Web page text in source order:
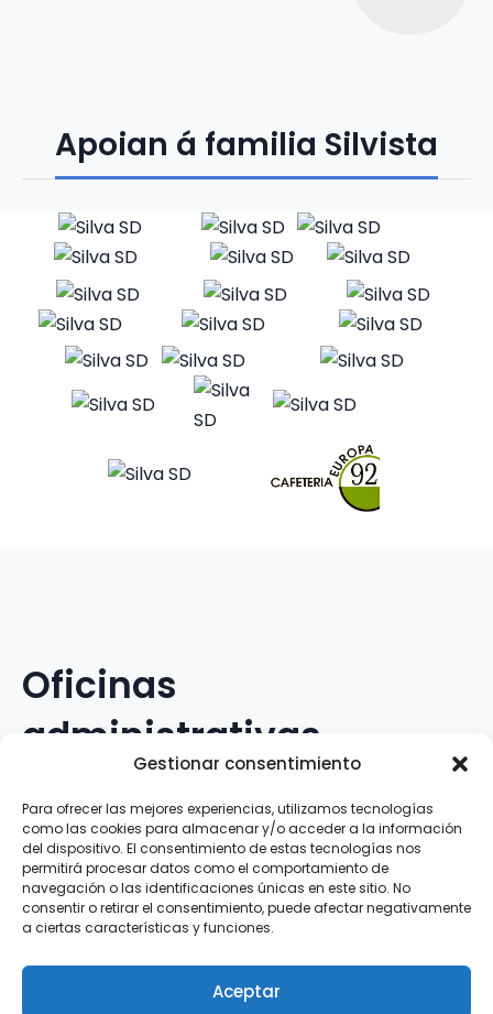
Gestionar consentimiento
Para ofrecer las mejores experiencias, utilizamos tecnologías
como las cookies para almacenar y/o acceder a la información
del dispositivo. El consentimiento de estas tecnologías nos
permitirá procesar datos como el comportamiento de
navegación o las identificaciones únicas en este sitio. No
consentir o retirar el consentimiento, puede afectar negativamente
a ciertas características y funciones.
Aceptar
Apoian á familia Silvista
Oficinas
administrativas
Avenida Galileo Galilei, 12
15.008 · A Coruña · España
Teléfono:881.069.303
WhatsApp:616.897.466